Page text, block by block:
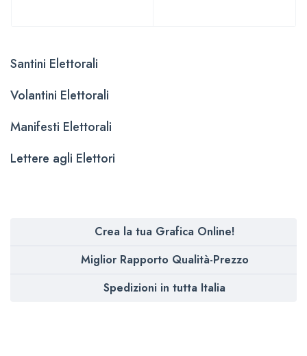
Santini Elettorali
Volantini Elettorali
Manifesti Elettorali
Lettere agli Elettori
Crea la tua Grafica Online!
Miglior Rapporto Qualità-Prezzo
Spedizioni in tutta Italia